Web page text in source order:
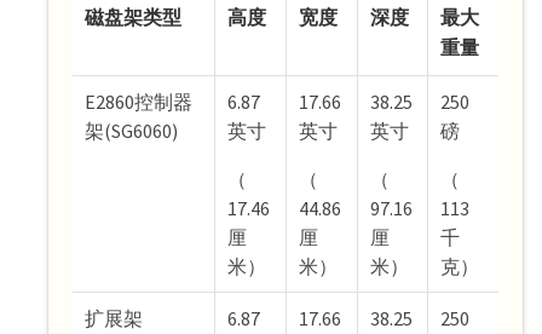
磁盘架类型 高度 宽度 深度
最大
重量
E2860控制器
架(SG6060)
6.87
英寸
（
17.46
厘
米）
17.66
英寸
（
44.86
厘
米）
38.25
英寸
（
97.16
厘
米）
250
磅
（
113
千
克）
扩展架
6.87
17.66
38.25
250